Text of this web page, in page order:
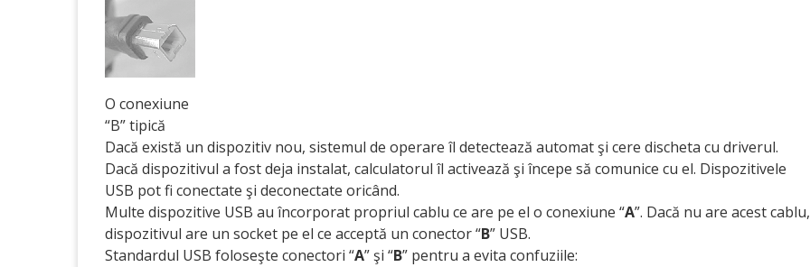
O conexiune
“B” tipică
Dacă există un dispozitiv nou, sistemul de operare îl detectează automat şi cere discheta cu driverul.
Dacă dispozitivul a fost deja instalat, calculatorul îl activează şi începe să comunice cu el. Dispozitivele
USB pot fi conectate şi deconectate oricând.
Multe dispozitive USB au încorporat propriul cablu ce are pe el o conexiune “A”. Dacă nu are acest cablu,
dispozitivul are un socket pe el ce acceptă un conector “B” USB.
Standardul USB foloseşte conectori “A” şi “B” pentru a evita confuziile: